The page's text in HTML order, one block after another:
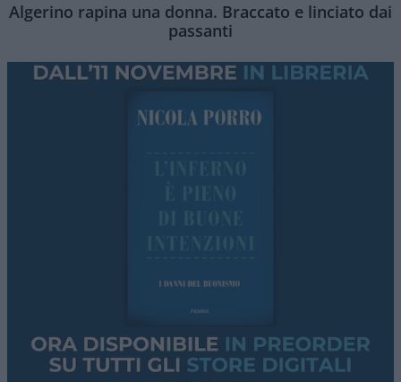
Algerino rapina una donna. Braccato e linciato dai
passanti